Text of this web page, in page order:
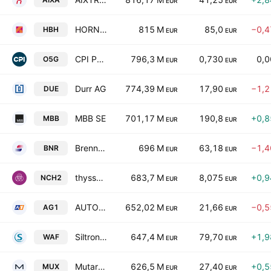
HBH HORNBACH Holding AG & Co. KGaA 815 M EUR 85,0 EUR
O5G CPI PROPERTY GROUP S.A. 796,3 M EUR 0,730 EUR
DUE Durr AG 774,39 M EUR 17,90 EUR
MBB MBB SE 701,17 M EUR 190,8 EUR
BNR Brenntag SE 696 M EUR 63,18 EUR
NCH2 thyssenkrupp nucera AG & Co. KGaA 683,7 M EUR 8,075 EUR
AG1 AUTO1 Group SE 652,02 M EUR 21,66 EUR
WAF Siltronic AG 647,4 M EUR 79,70 EUR
MUX Mutares SE & Co. KGaA 626,5 M EUR 27,40 EUR